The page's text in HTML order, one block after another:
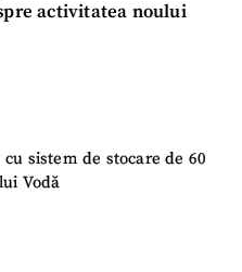
activitatea noului
sistem de stocare de 60
Vodă